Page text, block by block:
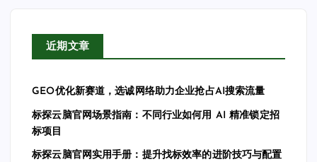
近期文章
GEO优化新赛道，选诚网络助力企业抢占AI搜索流量
标探云脑官网场景指南：不同行业如何用 AI 精准锁定招
标项目
标探云脑官网实用手册：提升找标效率的进阶技巧与配置